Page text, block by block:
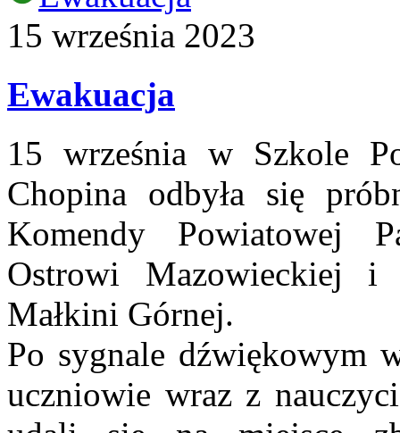
15 września 2023
Ewakuacja
15 września w Szkole
Chopina odbyła się
Komendy Powiatowej
Ostrowi Mazowieckiej i
Małkini Górnej.
Po sygnale dźwiękowym
uczniowie wraz z